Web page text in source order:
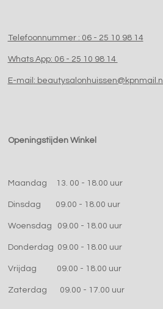
Telefoonnummer : 06 - 25 10 98 14
Whats App: 06 - 25 10 98 14
E-mail: beautysalonhuissen@kpnmail.nl
Openingstijden Winkel
Maandag 13. 00 - 18.00 uur
Dinsdag 09.00 - 18.00 uur
Woensdag 09.00 - 18.00 uur
Donderdag 09.00 - 18.00 uur
Vrijdag 09.00 - 18.00 uur
Zaterdag 09.00 - 17.00 uur